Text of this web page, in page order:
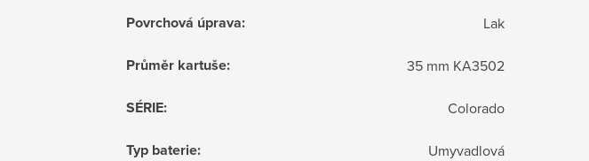
Povrchová úprava: Lak
Průměr kartuše: 35 mm KA3502
SÉRIE: Colorado
Typ baterie: Umyvadlová